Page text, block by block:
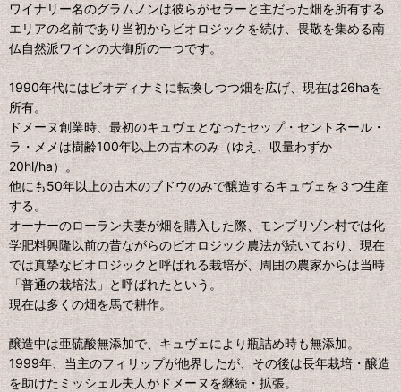
ワイナリー名のグラムノンは彼らがセラーと主だった畑を所有する
エリアの名前であり当初からビオロジックを続け、畏敬を集める南
仏自然派ワインの大御所の一つです。
1990年代にはビオディナミに転換しつつ畑を広げ、現在は26haを
所有。
ドメーヌ創業時、最初のキュヴェとなったセップ・セントネール・
ラ・メメは樹齢100年以上の古木のみ（ゆえ、収量わずか
20hl/ha）。
他にも50年以上の古木のブドウのみで醸造するキュヴェを３つ生産
する。
オーナーのローラン夫妻が畑を購入した際、モンブリゾン村では化
学肥料興隆以前の昔ながらのビオロジック農法が続いており、現在
では真摯なビオロジックと呼ばれる栽培が、周囲の農家からは当時
「普通の栽培法」と呼ばれたという。
現在は多くの畑を馬で耕作。
醸造中は亜硫酸無添加で、キュヴェにより瓶詰め時も無添加。
1999年、当主のフィリップが他界したが、その後は長年栽培・醸造
を助けたミッシェル夫人がドメーヌを継続・拡張。